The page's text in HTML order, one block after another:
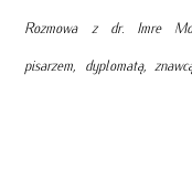
Rozmowa z dr. Imre
pisarzem, dyplomatą,